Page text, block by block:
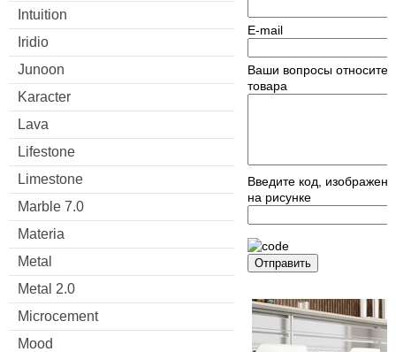
Intuition
Iridio
Junoon
Karacter
Lava
Lifestone
Limestone
Marble 7.0
Materia
Metal
Metal 2.0
Microcement
Mood
E-mail
Ваши вопросы
товара
Введите код,
на рисунке
Отправить